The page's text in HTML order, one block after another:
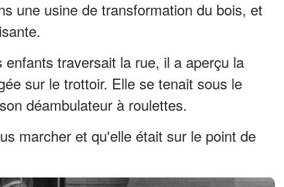
une usine de transformation du bois, et
traversait la rue, il a aperçu la
sur le trottoir. Elle se tenait sous le
déambulateur à roulettes.
marcher et qu'elle était sur le point de